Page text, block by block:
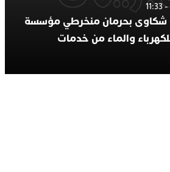
شكاوى بحرمان منخرطي مؤسسة
والماء من خدمات